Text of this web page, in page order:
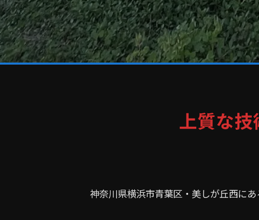
上質な
神奈川県横浜市青葉区・美しが丘西に